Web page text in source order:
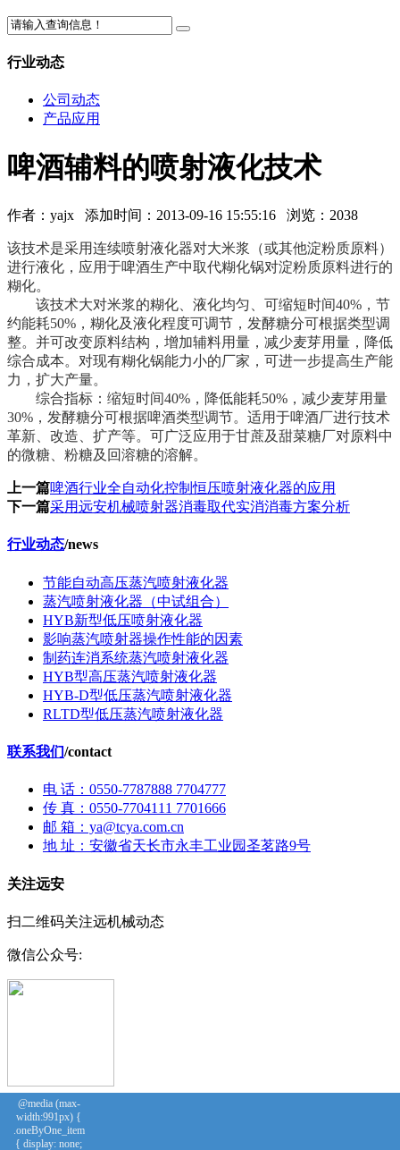
行业动态
公司动态
产品应用
啤酒辅料的喷射液化技术
作者： yajx 添加时间：2013-09-16 15:55:16 浏览： 2038
该技术是采用连续喷射液化器对大米浆（或其他淀粉质原料）
进行液化，应用于啤酒生产中取代糊化锅对淀粉质原料进行的
糊化。
该技术大对米浆的糊化、液化均匀、可缩短时间40%，节
约能耗50%，糊化及液化程度可调节，发酵糖分可根据类型调
整。并可改变原料结构，增加辅料用量，减少麦芽用量，降低
综合成本。对现有糊化锅能力小的厂家，可进一步提高生产能
力，扩大产量。
综合指标：缩短时间40%，降低能耗50%，减少麦芽用量
30%，发酵糖分可根据啤酒类型调节。适用于啤酒厂进行技术
革新、改造、扩产等。可广泛应用于甘蔗及甜菜糖厂对原料中
的微糖、粉糖及回溶糖的溶解。
上一篇啤酒行业全自动化控制恒压喷射液化器的应用
下一篇采用远安机械喷射器消毒取代实消消毒方案分析
行业动态/news
节能自动高压蒸汽喷射液化器
蒸汽喷射液化器（中试组合）
HYB新型低压喷射液化器
影响蒸汽喷射器操作性能的因素
制药连消系统蒸汽喷射液化器
HYB型高压蒸汽喷射液化器
HYB-D型低压蒸汽喷射液化器
RLTD型低压蒸汽喷射液化器
联系我们/contact
电 话：0550-7787888 7704777
传 真：0550-7704111 7701666
邮 箱：ya@tcya.com.cn
地 址：安徽省天长市永丰工业园圣茗路9号
关注远安
扫二维码关注远机械动态
微信公众号:
天长市远安机械有限公司 Copyright ©
线 皖ICP备14021738号-6
@media (max-
width:991px) {
.oneByOne_item
{ display: none;